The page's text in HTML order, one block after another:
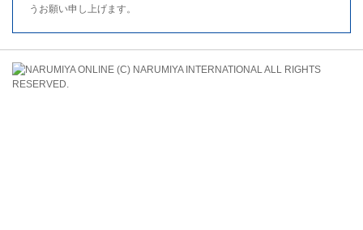
うお願い申し上げます。